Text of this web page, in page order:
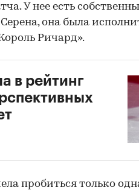
У нее есть
Серена, она была
Ричард».
в рейтинг
пробиться только